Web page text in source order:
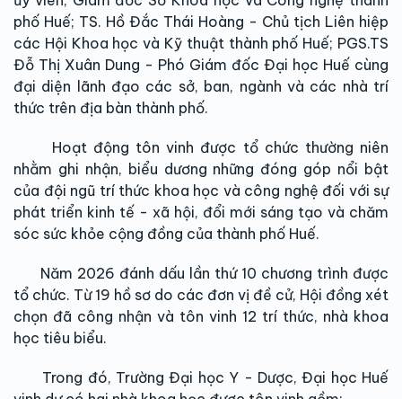
phố Huế; TS. Hồ Đắc Thái Hoàng - Chủ tịch Liên hiệp
các Hội Khoa học và Kỹ thuật thành phố Huế; PGS.TS
Đỗ Thị Xuân Dung - Phó Giám đốc Đại học Huế cùng
đại diện lãnh đạo các sở, ban, ngành và các nhà trí
thức trên địa bàn thành phố.
Hoạt động tôn vinh được tổ chức thường niên
nhằm ghi nhận, biểu dương những đóng góp nổi bật
của đội ngũ trí thức khoa học và công nghệ đối với sự
phát triển kinh tế - xã hội, đổi mới sáng tạo và chăm
sóc sức khỏe cộng đồng của thành phố Huế.
Năm 2026 đánh dấu lần thứ 10 chương trình được
tổ chức. Từ 19 hồ sơ do các đơn vị đề cử, Hội đồng xét
chọn đã công nhận và tôn vinh 12 trí thức, nhà khoa
học tiêu biểu.
Trong đó, Trường Đại học Y - Dược, Đại học Huế